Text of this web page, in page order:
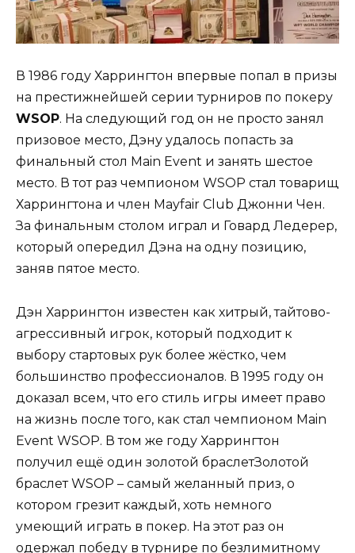
В 1986 году Харрингтон впервые попал в призы
на престижнейшей серии турниров по покеру
WSOP. На следующий год он не просто занял
призовое место, Дэну удалось попасть за
финальный стол Main Event и занять шестое
место. В тот раз чемпионом WSOP стал товарищ
Харрингтона и член Mayfair Club Джонни Чен.
За финальным столом играл и Говард Ледерер,
который опередил Дэна на одну позицию,
заняв пятое место.
Дэн Харрингтон известен как хитрый, тайтово-
агрессивный игрок, который подходит к
выбору стартовых рук более жёстко, чем
большинство профессионалов. В 1995 году он
доказал всем, что его стиль игры имеет право
на жизнь после того, как стал чемпионом Main
Event WSOP. В том же году Харрингтон
получил ещё один золотой браслетЗолотой
браслет WSOP – самый желанный приз, о
котором грезит каждый, хоть немного
умеющий играть в покер. На этот раз он
одержал победу в турнире по безлимитному